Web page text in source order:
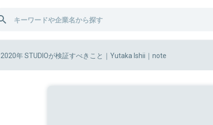
2020年 STUDIOが検証すべきこと｜Yutaka Ishii｜note